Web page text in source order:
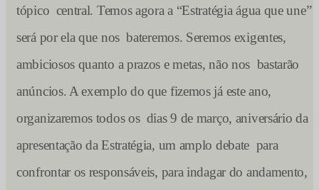
tópico central. Temos agora a “Estratégia água que une”
será por ela que nos bateremos. Seremos exigentes,
ambiciosos quanto a prazos e metas, não nos bastarão
anúncios. A exemplo do que fizemos já este ano,
organizaremos todos os dias 9 de março, aniversário da
apresentação da Estratégia, um amplo debate para
confrontar os responsáveis, para indagar do andamento,